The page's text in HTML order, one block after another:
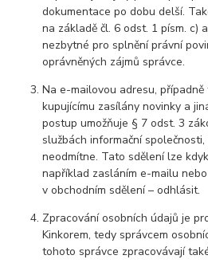
dokumentace po dobu delší.
na základě čl. 6 odst. 1 písm. c)
nezbytné pro splnění právní
oprávněných zájmů správce.
Na e-mailovou adresu,
kupujícímu zasílány novinky a
postup umožňuje § 7 odst. 3
službách informační
neodmítne. Tato sdělení lze
například zasláním e-mailu
v obchodním sdělení – odhlásit.
Zpracování osobních údajů je
Kinkorem, tedy správcem
tohoto správce zpracovávají